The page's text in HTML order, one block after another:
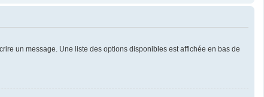
un message. Une liste des options disponibles est affichée en bas de